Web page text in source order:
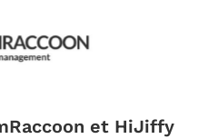
et HiJiffy